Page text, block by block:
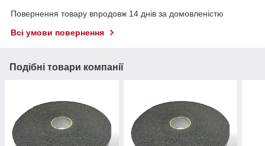
Повернення товару впродовж 14 днів за домовленістю
Всі умови повернення
Подібні товари компанії